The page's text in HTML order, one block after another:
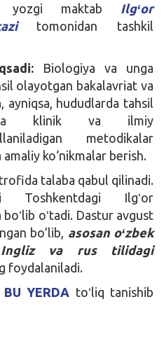
yozgi maktab Ilgʻor
tomonidan tashkil
Biologiya va unga
olayotgan bakalavriat va
ayniqsa, hududlarda tahsil
klinik va ilmiy
metodikalar
ko‘nikmalar berish.
talaba qabul qilinadi.
Toshkentdagi Ilgʻor
oʻtadi. Dastur avgust
bo’lib, asosan oʻzbek
Ingliz va rus tilidagi
foydalaniladi.
BU YERDA toʻliq tanishib